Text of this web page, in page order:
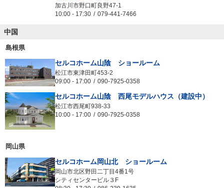
加古川市野口町良野47-1
10:00 - 17:30 079-441-7466
セルコホーム山陰 ショールーム
松江市東津田町453-2
セルコホーム山陰 西尾モデルハウス（建設中）
松江市西尾町938-33
セルコホーム岡山北 ショールーム
岡山市北区野田二丁目4番1号